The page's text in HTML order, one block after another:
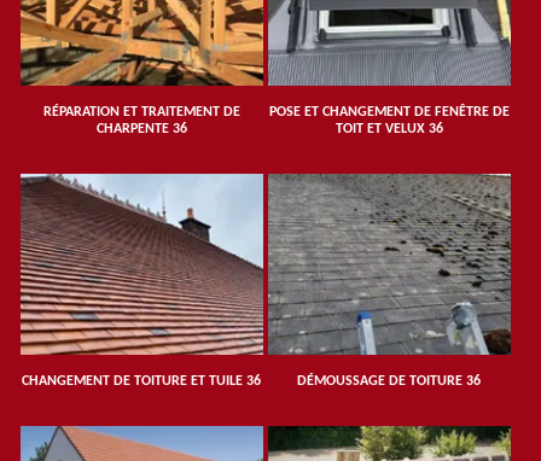
RÉPARATION ET TRAITEMENT DE
CHARPENTE 36
POSE ET CHANGEMENT DE FENÊTRE DE
TOIT ET VELUX 36
CHANGEMENT DE TOITURE ET TUILE 36 DÉMOUSSAGE DE TOITURE 36